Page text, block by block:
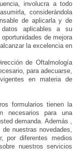
involucra a todo
considerándola
de aplicarla y de
aplicables a su
de mejora
la excelencia en
de Oftalmología
para adecuarse,
en materia de
formularios tienen la
necesarios para una
demanda. Además ,
nuestras novedades,
por diferentes medios
nuestros servicios